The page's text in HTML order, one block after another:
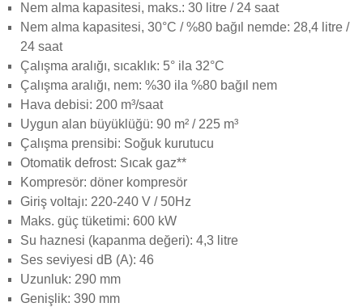
Nem alma kapasitesi, maks.: 30 litre / 24 saat
Nem alma kapasitesi, 30°C / %80 bağıl nemde: 28,4 litre /
24 saat
Çalışma aralığı, sıcaklık: 5° ila 32°C
Çalışma aralığı, nem: %30 ila %80 bağıl nem
Hava debisi: 200 m³/saat
Uygun alan büyüklüğü: 90 m² / 225 m³
Çalışma prensibi: Soğuk kurutucu
Otomatik defrost: Sıcak gaz**
Kompresör: döner kompresör
Giriş voltajı: 220-240 V / 50Hz
Maks. güç tüketimi: 600 kW
Su haznesi (kapanma değeri): 4,3 litre
Ses seviyesi dB (A): 46
Uzunluk: 290 mm
Genişlik: 390 mm